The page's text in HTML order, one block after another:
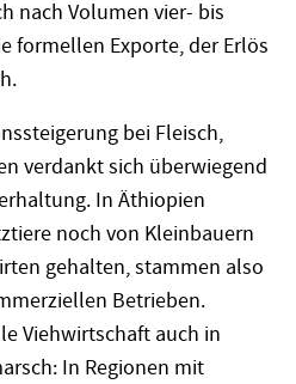
nach Volumen vier- bis
formellen Exporte, der Erlös
bei Fleisch,
verdankt sich überwiegend
In Äthiopien
noch von Kleinbauern
gehalten, stammen also
Betrieben.
Viehwirtschaft auch in
In Regionen mit